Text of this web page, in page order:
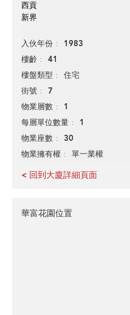
西貢
新界
入伙年份 1983
樓齡 41
樓盤類型 住宅
街號 7
物業層數 1
每層單位數量 1
物業座數 30
物業擁有權 單一業權
< 回到大廈詳細頁面
華富花園位置